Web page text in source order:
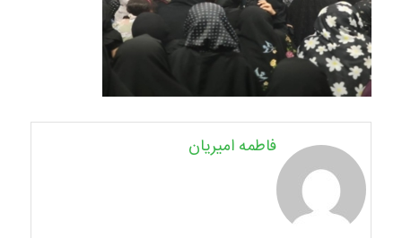
فاطمه امیریان